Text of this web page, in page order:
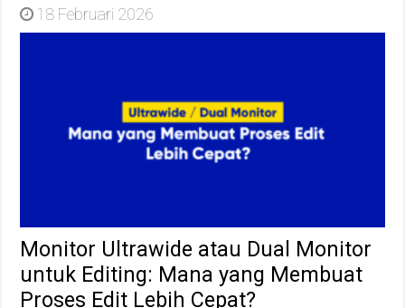
18 Februari 2026
Monitor Ultrawide atau Dual Monitor
untuk Editing: Mana yang Membuat
Proses Edit Lebih Cepat?